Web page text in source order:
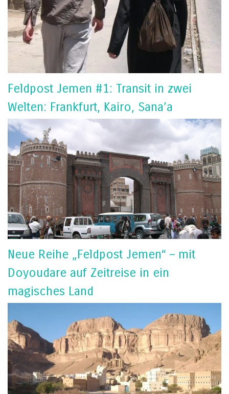
Feldpost Jemen #1: Transit in zwei
Welten: Frankfurt, Kairo, Sana’a
Neue Reihe „Feldpost Jemen“ – mit
Doyoudare auf Zeitreise in ein
magisches Land